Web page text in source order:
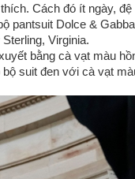
Cách đó ít ngày, đệ
pantsuit Dolce &
Virginia.
bằng cà vạt màu
suit đen với cà vạt